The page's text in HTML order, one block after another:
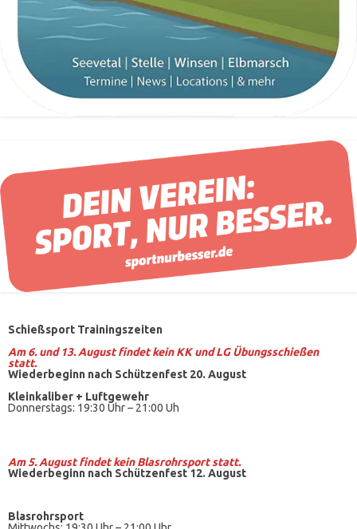
Schießsport Trainingszeiten
Am 6. und 13. August findet kein KK und LG Übungsschießen
statt.
Wiederbeginn nach Schützenfest 20. August
Kleinkaliber + Luftgewehr
Donnerstags: 19:30 Uhr – 21:00 Uh
Am 5. August findet keinBlasrohrsport statt.
Wiederbeginn nach Schützenfest 12. August
Blasrohrsport